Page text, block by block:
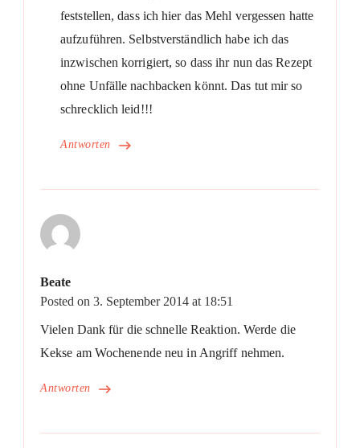
Antworten
feststellen, dass ich hier das Mehl vergessen hatte
aufzuführen. Selbstverständlich habe ich das
inzwischen korrigiert, so dass ihr nun das Rezept
ohne Unfälle nachbacken könnt. Das tut mir so
schrecklich leid!!!
Beate
Posted on 3. September 2014 at 18:51
Antworten
Vielen Dank für die schnelle Reaktion. Werde die
Kekse am Wochenende neu in Angriff nehmen.